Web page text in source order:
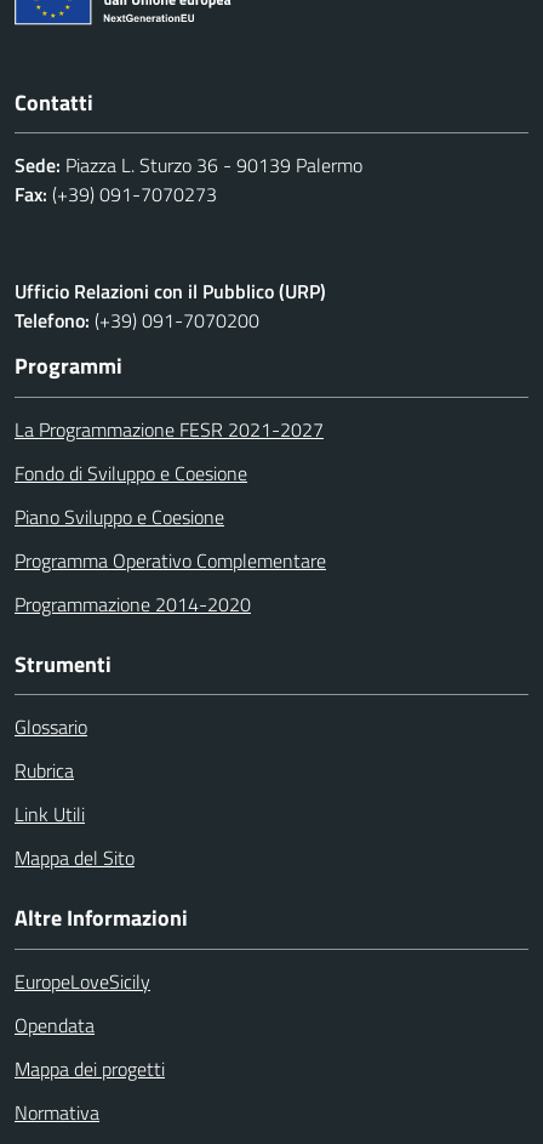
Contatti
Sede: Piazza L. Sturzo 36 - 90139 Palermo
Fax: (+39) 091-7070273
Ufficio Relazioni con il Pubblico (URP)
Telefono: (+39) 091-7070200
Programmi
La Programmazione FESR 2021-2027
Fondo di Sviluppo e Coesione
Piano Sviluppo e Coesione
Programma Operativo Complementare
Programmazione 2014-2020
Strumenti
Glossario
Rubrica
Link Utili
Mappa del Sito
Altre Informazioni
EuropeLoveSicily
Opendata
Mappa dei progetti
Normativa